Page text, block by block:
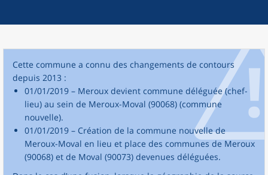
Cette commune a connu des changements de contours
depuis 2013 :
01/01/2019 – Meroux devient commune déléguée (chef-
lieu) au sein de Meroux-Moval (90068) (commune
nouvelle).
01/01/2019 – Création de la commune nouvelle de
Meroux-Moval en lieu et place des communes de Meroux
(90068) et de Moval (90073) devenues déléguées.